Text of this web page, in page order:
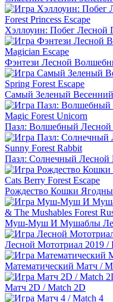
Хэллоуин: Побег
Фэнтези Лесной
Самый Зеленый
Пазл: Волшебный
Пазл: Солнечный
Рождество Кошки
Муш-Муш И Мушаблы
Лесной Мототриал 2019 /
Математический Матч /
Матч 2D / Match 2D